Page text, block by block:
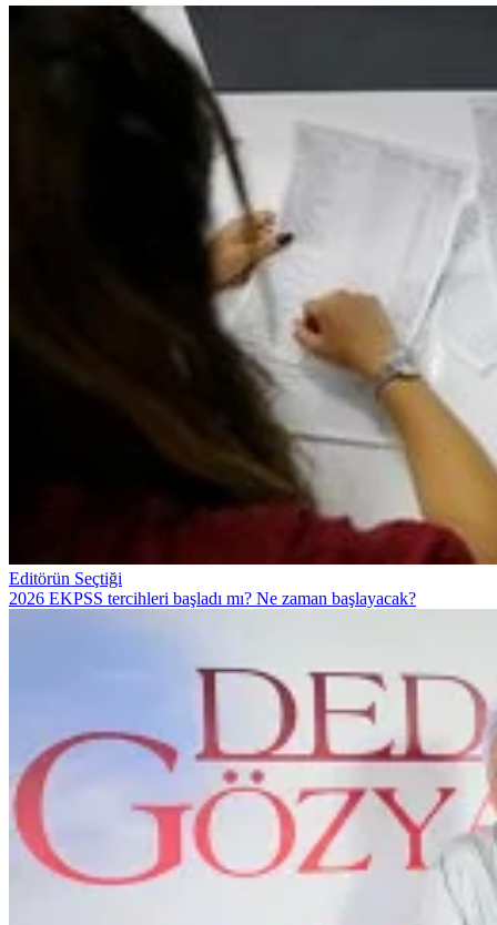
Editörün Seçtiği
2026 EKPSS tercihleri başladı mı? Ne zaman başlayacak?